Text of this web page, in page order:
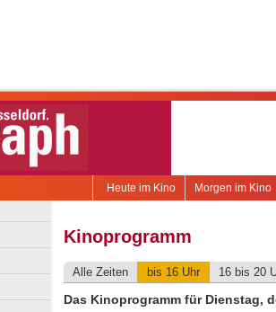
Morgen im Kino
Heute im Kino
Kinoprogramm
Alle Zeiten bis 16 Uhr 16 bis 20
Das Kinoprogramm für Dienstag,